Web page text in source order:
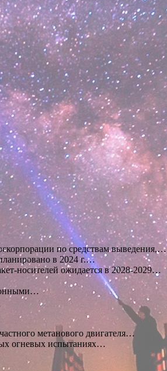
по средствам выведения,…
в 2024 г.…
носителей ожидается в 2028-2029…
метанового двигателя…
огневых испытаниях…